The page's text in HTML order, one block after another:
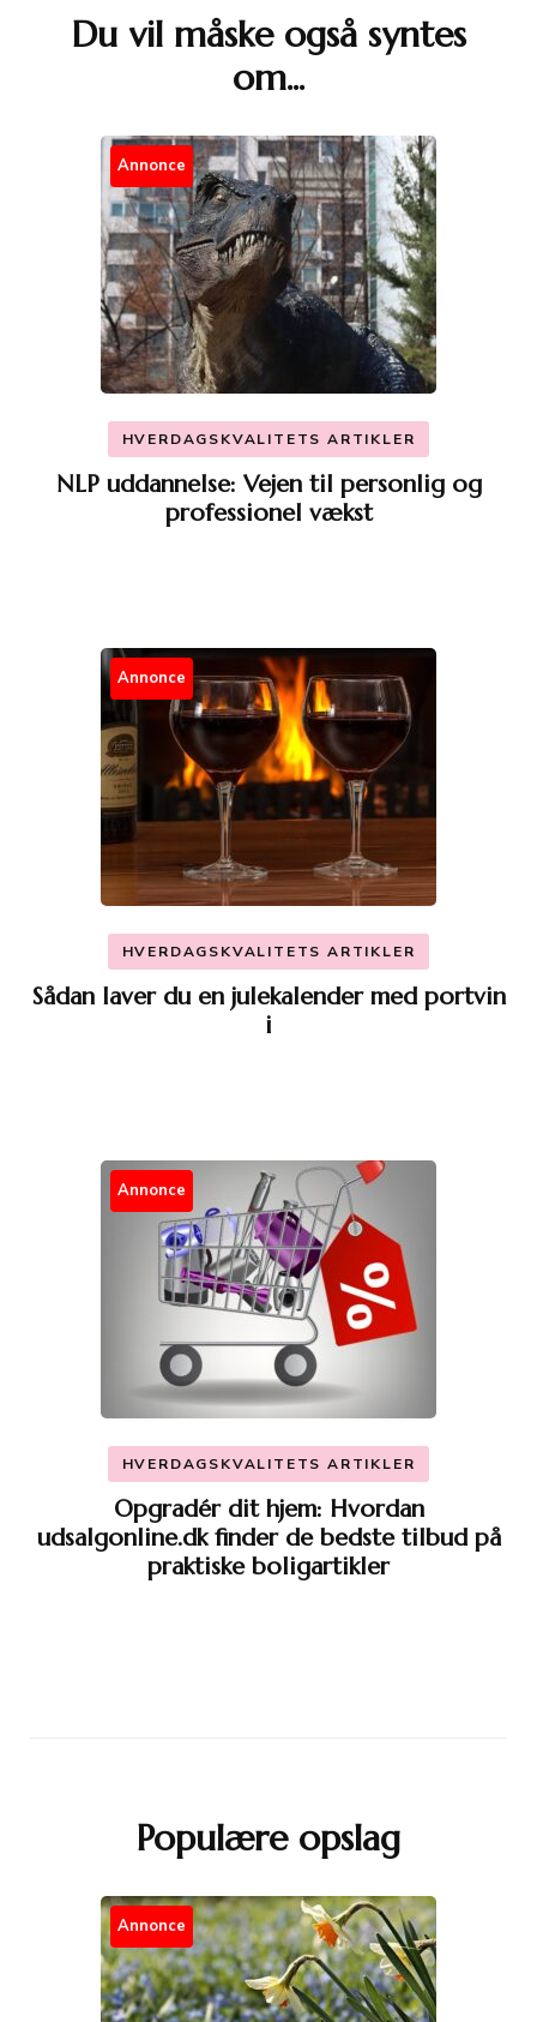
Du vil måske også syntes
om...
Annonce
HVERDAGSKVALITETS ARTIKLER
NLP uddannelse: Vejen til personlig og
professionel vækst
Annonce
HVERDAGSKVALITETS ARTIKLER
Sådan laver du en julekalender med portvin
i
Annonce
HVERDAGSKVALITETS ARTIKLER
Opgradér dit hjem: Hvordan
udsalgonline.dk finder de bedste tilbud på
praktiske boligartikler
Populære opslag
Annonce